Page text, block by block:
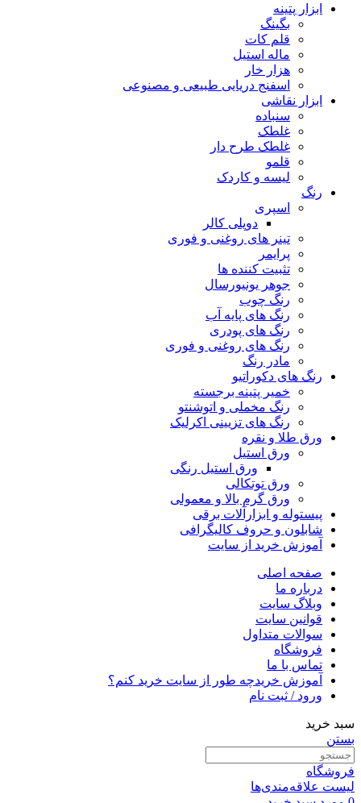
ابزار پتینه
بگینگ
قلم کات
ماله استیل
هزار خار
اسفنج دریایی طبیعی و مصنوعی
ابزار نقاشی
سنباده
غلطک
غلطک طرح دار
قلمو
لیسه و کاردک
رنگ
اسپری
دوپلی کالر
تینر های روغنی و فوری
پرایمر
تثبیت کننده ها
جوهر یونیورسال
رنگ چوب
رنگ‌ های پایه آب
رنگ های پودری
رنگ‌ های روغنی و فوری
مادر رنگ
رنگ های دکوراتیو
خمیر پتینه برجسته
رنگ مخملی و اتوشنتو
رنگ های تزیینی اکرلیک
ورق طلا و نقره
ورق استیل
ورق استیل رنگی
ورق توتکالی
ورق گرم بالا و معمولی
پیستوله و ابزارآلات برقی
شابلون و حروف کالیگرافی
آموزش خرید از سایت
صفحه اصلی
درباره ما
وبلاگ سایت
قوانین سایت
سوالات متداول
فروشگاه
تماس با ما
آموزش خریدچه طور از سایت خرید کنم؟
ورود / ثبت نام
سبد خرید
بستن
فروشگاه
لیست علاقه‌مندی‌ها